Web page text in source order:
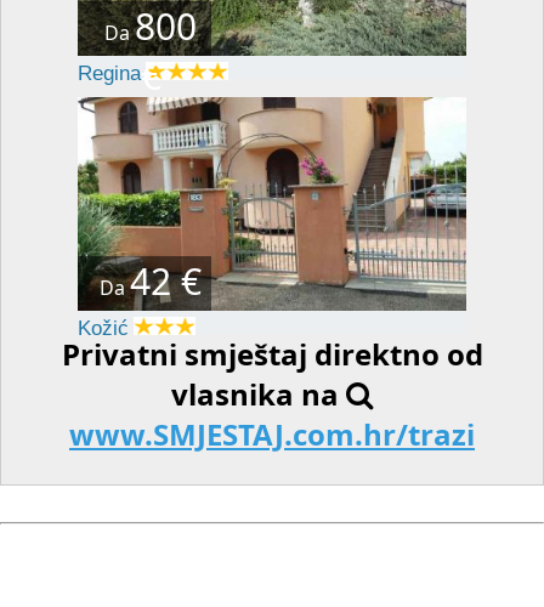
Da800
€
Regina
Da42 €
Kožić
Privatni smještaj direktno od
vlasnika na
www.SMJESTAJ.com.hr/trazi